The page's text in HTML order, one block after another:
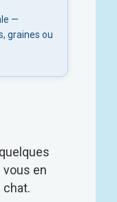
—
graines ou
vous en
chat.